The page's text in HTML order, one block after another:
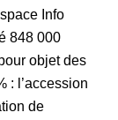
Info
848 000
objet des
: l’accession
de